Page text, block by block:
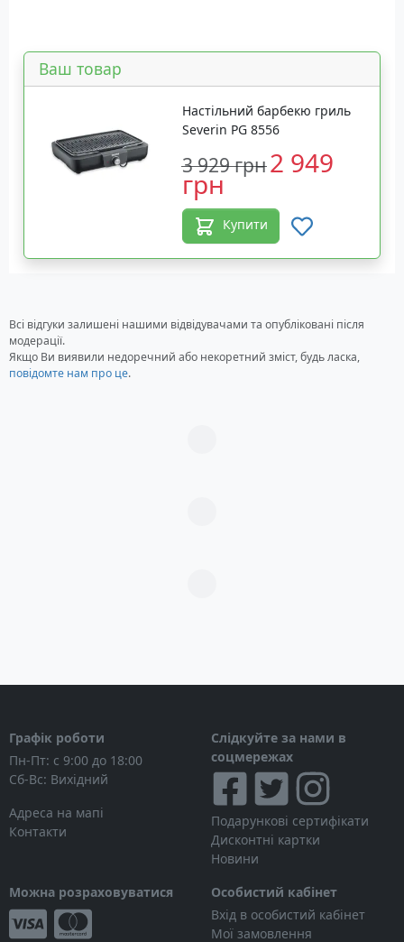
Ваш товар
Настільний барбекю гриль
Severin PG 8556
3 929 грн2 949
грн
Купити
Всі відгуки залишені нашими відвідувачами та опубліковані після
модерації.
Якщо Ви виявили недоречний або некоретний зміст, будь ласка,
повідомте нам про це.
Графік роботи
Пн-Пт: с 9:00 до 18:00
Сб-Вс: Вихідний
Адреса на мапі
Контакти
Слідкуйте за нами в
соцмережах
Подарункові сертифікати
Дисконтні картки
Новини
Можна розраховуватися
Особистий кабінет
Вхід в особистий кабінет
Мої замовлення